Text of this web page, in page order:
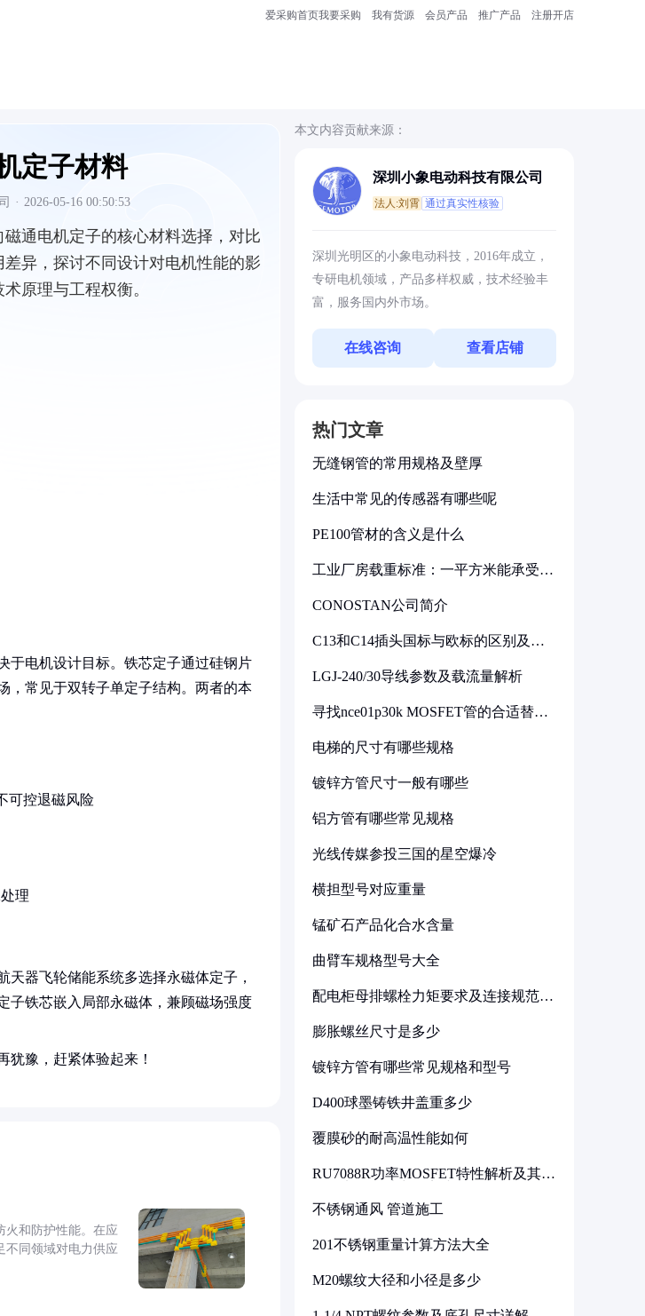
爱采购首页我要采购 我有货源 会员产品 推广产品 注册开店
定子材料
· 2026-05-16 00:50:53
磁通电机定子的核心材料选择，对比
异，探讨不同设计对电机性能的影
原理与工程权衡。
于电机设计目标。铁芯定子通过硅钢片
，常见于双转子单定子结构。两者的本
可控退磁风险
理
器飞轮储能系统多选择永磁体定子，
铁芯嵌入局部永磁体，兼顾磁场强度
犹豫，赶紧体验起来！
火和防护性能。在应
不同领域对电力供应
本文内容贡献来源：
深圳小象电动科技有限公司
法人:刘霄 通过真实性核验
深圳光明区的小象电动科技，2016年成立，
专研电机领域，产品多样权威，技术经验丰
富，服务国内外市场。
在线咨询 查看店铺
热门文章
无缝钢管的常用规格及壁厚
生活中常见的传感器有哪些呢
PE100管材的含义是什么
工业厂房载重标准：一平方米能承受多
CONOSTAN公司简介
C13和C14插头国标与欧标的区别及其
LGJ-240/30导线参数及载流量解析
寻找nce01p30k MOSFET管的合适替代
电梯的尺寸有哪些规格
镀锌方管尺寸一般有哪些
铝方管有哪些常见规格
光线传媒参投三国的星空爆冷
横担型号对应重量
锰矿石产品化合水含量
曲臂车规格型号大全
配电柜母排螺栓力矩要求及连接规范详
膨胀螺丝尺寸是多少
镀锌方管有哪些常见规格和型号
D400球墨铸铁井盖重多少
覆膜砂的耐高温性能如何
RU7088R功率MOSFET特性解析及其在
不锈钢通风 管道施工
201不锈钢重量计算方法大全
M20螺纹大径和小径是多少